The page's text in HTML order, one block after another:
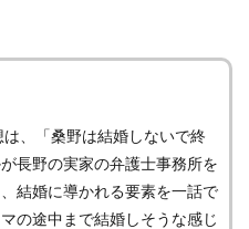
、「桑野は結婚しないで終
長野の実家の弁護士事務所を
結婚に導かれる要素を一話で
の途中まで結婚しそうな感じ